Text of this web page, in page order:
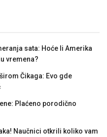
sata: Hoće li Amerika
vremena?
Čikaga: Evo gde
Plaćeno porodično
Naučnici otkrili koliko vam